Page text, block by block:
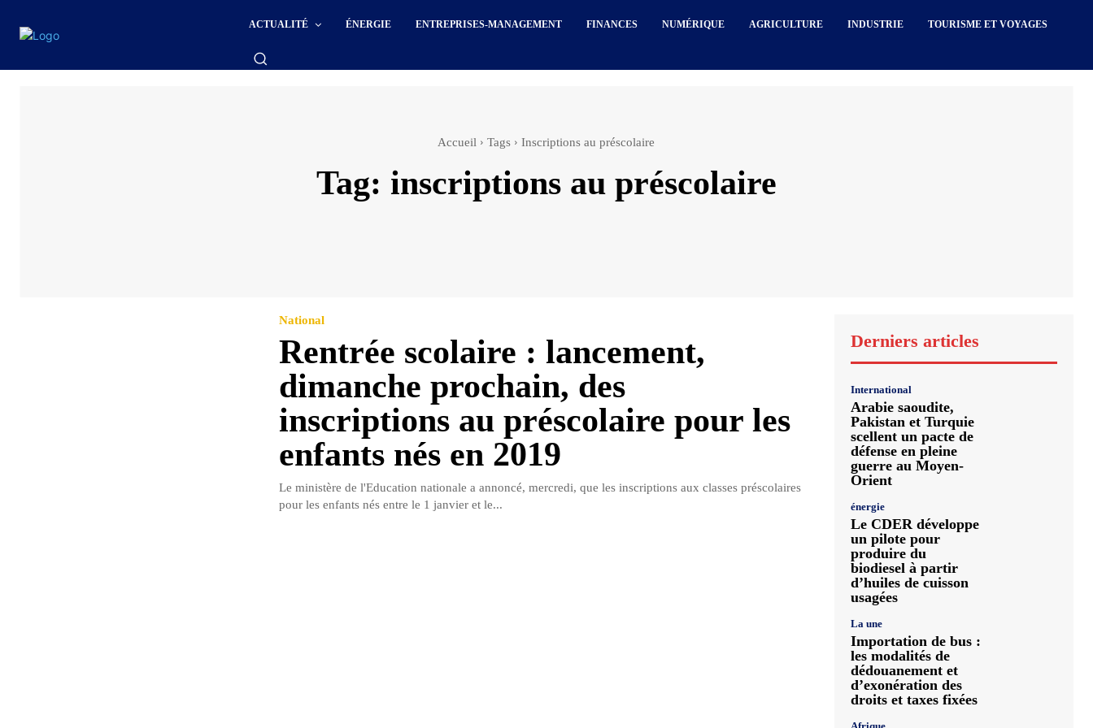
ACTUALITÉ ÉNERGIE ENTREPRISES-MANAGEMENT FINANCES NUMÉRIQUE AGRICULTURE INDUSTRIE TOURISME ET VOYAGES
Accueil Tags Inscriptions au préscolaire
Tag: inscriptions au préscolaire
National
Rentrée scolaire : lancement,
dimanche prochain, des
inscriptions au préscolaire pour les
enfants nés en 2019
Le ministère de l'Education nationale a annoncé, mercredi, que les inscriptions aux classes préscolaires
pour les enfants nés entre le 1 janvier et le...
Derniers articles
International
Arabie saoudite,
Pakistan et Turquie
scellent un pacte de
défense en pleine
guerre au Moyen-
Orient
énergie
Le CDER développe
un pilote pour
produire du
biodiesel à partir
d’huiles de cuisson
usagées
La une
Importation de bus :
les modalités de
dédouanement et
d’exonération des
droits et taxes fixées